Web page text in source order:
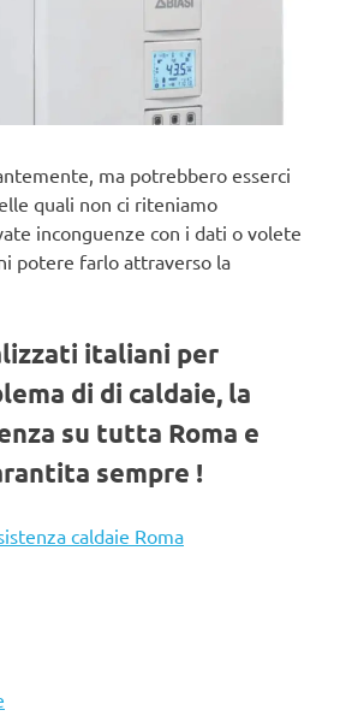
ma potrebbero esserci
quali non ci riteniamo
inconguenze con i dati o volete
potere farlo attraverso la
italiani per
di di caldaie, la
su tutta Roma e
sempre !
caldaie Roma